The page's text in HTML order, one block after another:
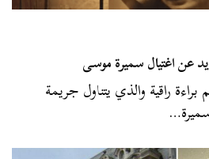
عن اغتيال سميرة موسى
راقية والذي يتناول جريمة